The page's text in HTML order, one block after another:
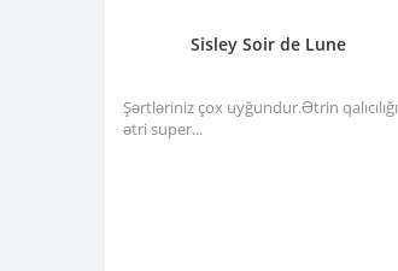
Sisley Soir de Lune
Şərtləriniz çox uyğundur.Ətrin qalıcılığı
ətri super...